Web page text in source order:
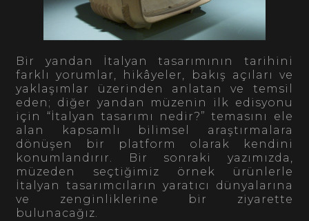
Bir yandan İtalyan tasarımının tarihini
farklı yorumlar, hikâyeler, bakış açıları ve
yaklaşımlar üzerinden anlatan ve temsil
eden; diğer yandan müzenin ilk edisyonu
için “İtalyan tasarımı nedir?” temasını ele
alan kapsamlı bilimsel araştırmalara
dönüşen bir platform olarak kendini
konumlandırır. Bir sonraki yazımızda,
müzeden seçtiğimiz örnek ürünlerle
İtalyan tasarımcıların yaratıcı dünyalarına
ve zenginliklerine bir ziyarette
bulunacağız.